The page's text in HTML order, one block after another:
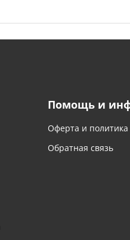
Помощь и
Оферта и
Обратная связь